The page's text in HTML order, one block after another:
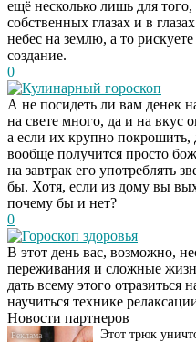
ещё несколько лишь для
собственных глазах и в
небес на землю, а то
создание.
0
Кулинарный гороскоп
А не посидеть ли вам денек
на свете много, да и на
а если их крупно
вообще получится просто
на завтрак его употреблять
бы. Хотя, если из дому вы
почему бы и нет?
0
Гороскоп здоровья
В этот день вас, возможно,
переживания и сложные
дать всему этого отразиться
научиться технике
Новости партнеров
Даже самый
запущенный
исчезнет с
если перед
Этот трюк